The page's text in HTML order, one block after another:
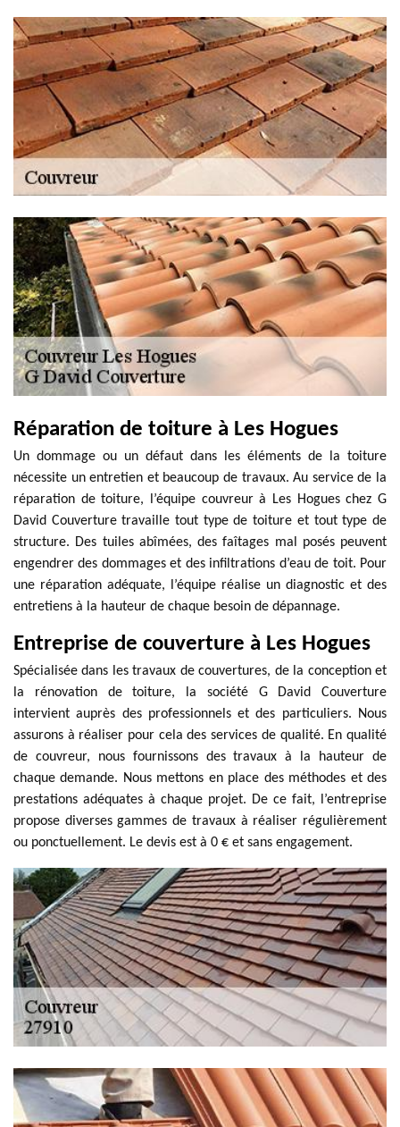
Réparation de toiture à Les Hogues
Un dommage ou un défaut dans les éléments de la toiture
nécessite un entretien et beaucoup de travaux. Au service de la
réparation de toiture, l’équipe couvreur à Les Hogues chez G
David Couverture travaille tout type de toiture et tout type de
structure. Des tuiles abîmées, des faîtages mal posés peuvent
engendrer des dommages et des infiltrations d’eau de toit. Pour
une réparation adéquate, l’équipe réalise un diagnostic et des
entretiens à la hauteur de chaque besoin de dépannage.
Entreprise de couverture à Les Hogues
Spécialisée dans les travaux de couvertures, de la conception et
la rénovation de toiture, la société G David Couverture
intervient auprès des professionnels et des particuliers. Nous
assurons à réaliser pour cela des services de qualité. En qualité
de couvreur, nous fournissons des travaux à la hauteur de
chaque demande. Nous mettons en place des méthodes et des
prestations adéquates à chaque projet. De ce fait, l’entreprise
propose diverses gammes de travaux à réaliser régulièrement
ou ponctuellement. Le devis est à 0 € et sans engagement.